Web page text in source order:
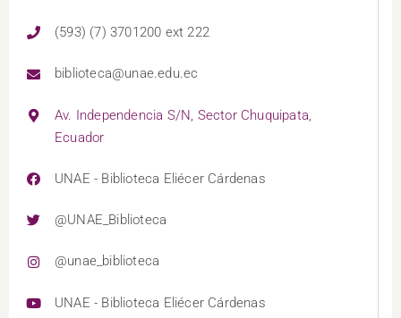
(593) (7) 3701200 ext 222
biblioteca@unae.edu.ec
Av. Independencia S/N, Sector Chuquipata,
Ecuador
UNAE - Biblioteca Eliécer Cárdenas
@UNAE_Biblioteca
@unae_biblioteca
UNAE - Biblioteca Eliécer Cárdenas